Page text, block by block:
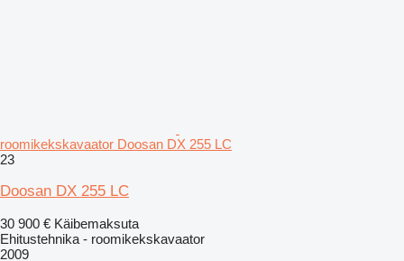
roomikekskavaator Doosan DX 255 LC
23
Doosan DX 255 LC
30 900 € Käibemaksuta
Ehitustehnika - roomikekskavaator
2009